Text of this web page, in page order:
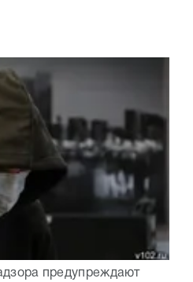
предупреждают